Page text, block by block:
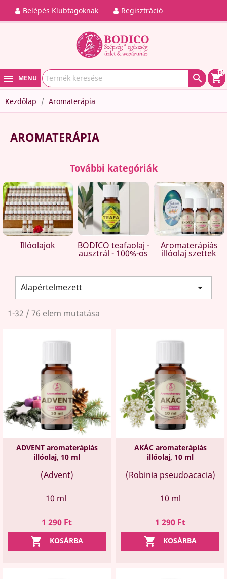
Belépés Klubtagoknak Regisztráció
MENU  shopping_cart
(0)
Kezdőlap Aromaterápia
AROMATERÁPIA
További kategóriák
Illóolajok BODICO teafaolaj -
ausztrál - 100%-os
Aromaterápiás
illóolaj szettek
Alapértelmezett 
1-32 / 76 elem mutatása
ADVENT aromaterápiás
illóolaj, 10 ml
(Advent)
10 ml
Ár
1 290 Ft
 KOSÁRBA
AKÁC aromaterápiás
illóolaj, 10 ml
(Robinia pseudoacacia)
10 ml
Ár
1 290 Ft
 KOSÁRBA